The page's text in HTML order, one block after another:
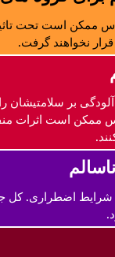
ممکن است تحت
نخواهند گرفت.
بر سلامتیشان
ممکن است اثرات
اضطراری. کل